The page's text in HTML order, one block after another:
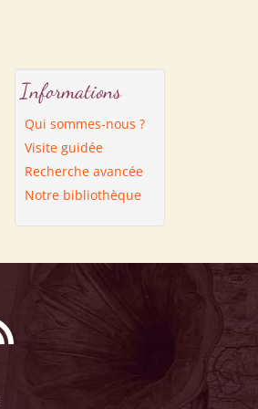
Informations
Qui sommes-nous ?
Visite guidée
Recherche avancée
Notre bibliothèque